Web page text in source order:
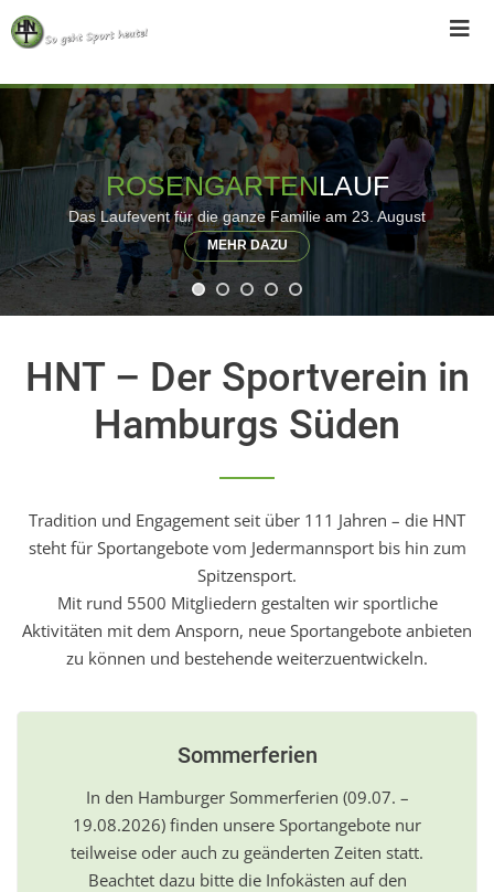
Skip
to
ROSENGARTENLAUF
Das Laufevent für die ganze Familie am 23. August
MEHR DAZU
HNT – Der Sportverein in
Hamburgs Süden
Tradition und Engagement seit über 111 Jahren – die HNT
steht für Sportangebote vom Jedermannsport bis hin zum
Spitzensport.
Mit rund 5500 Mitgliedern gestalten wir sportliche
Aktivitäten mit dem Ansporn, neue Sportangebote anbieten
zu können und bestehende weiterzuentwickeln.
Sommerferien
In den Hamburger Sommerferien (09.07. –
19.08.2026) finden unsere Sportangebote nur
teilweise oder auch zu geänderten Zeiten statt.
Beachtet dazu bitte die Infokästen auf den